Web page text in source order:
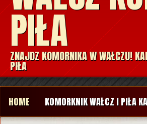
PIŁA
ZNAJDZ KOMORNIKA W WAŁCZU!
PIŁA
HOME KOMORKNIK WAŁCZ I PIŁA